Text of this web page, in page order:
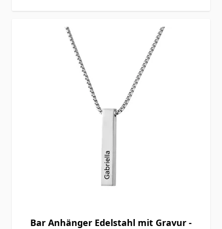
Bar Anhänger Edelstahl mit Gravur -